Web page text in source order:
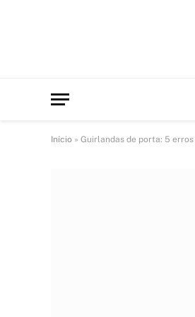
Início » Guirlandas de porta: 5